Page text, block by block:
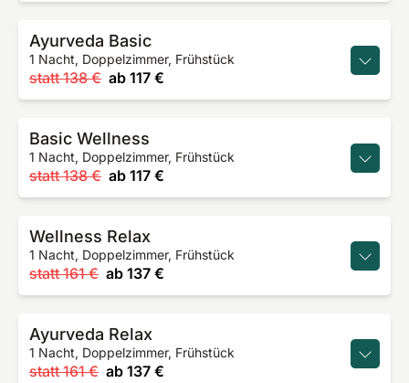
Ayurveda Basic
1 Nacht, Doppelzimmer, Frühstück
statt 138 € ab 117 €
Basic Wellness
1 Nacht, Doppelzimmer, Frühstück
statt 138 € ab 117 €
Wellness Relax
1 Nacht, Doppelzimmer, Frühstück
statt 161 € ab 137 €
Ayurveda Relax
1 Nacht, Doppelzimmer, Frühstück
statt 161 € ab 137 €